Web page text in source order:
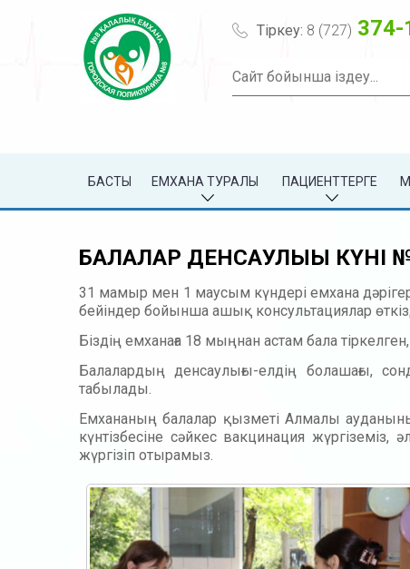
Тіркеу: 8 (727) 374-
БАСТЫ ЕМХАНА ТУРАЛЫ ПАЦИЕНТТЕРГЕ
БАЛАЛАР ДЕНСАУЛЫҒЫ
31 мамыр мен 1 маусым күндері емхана
бейіндер бойынша ашық консультациялар
Біздің емханаға 18 мыңнан астам бала
Балалардың денсаулығы-елдің болашағы,
табылады.
Емхананың балалар қызметі Алмалы
күнтізбесіне сәйкес вакцинация
жүргізіп отырамыз.